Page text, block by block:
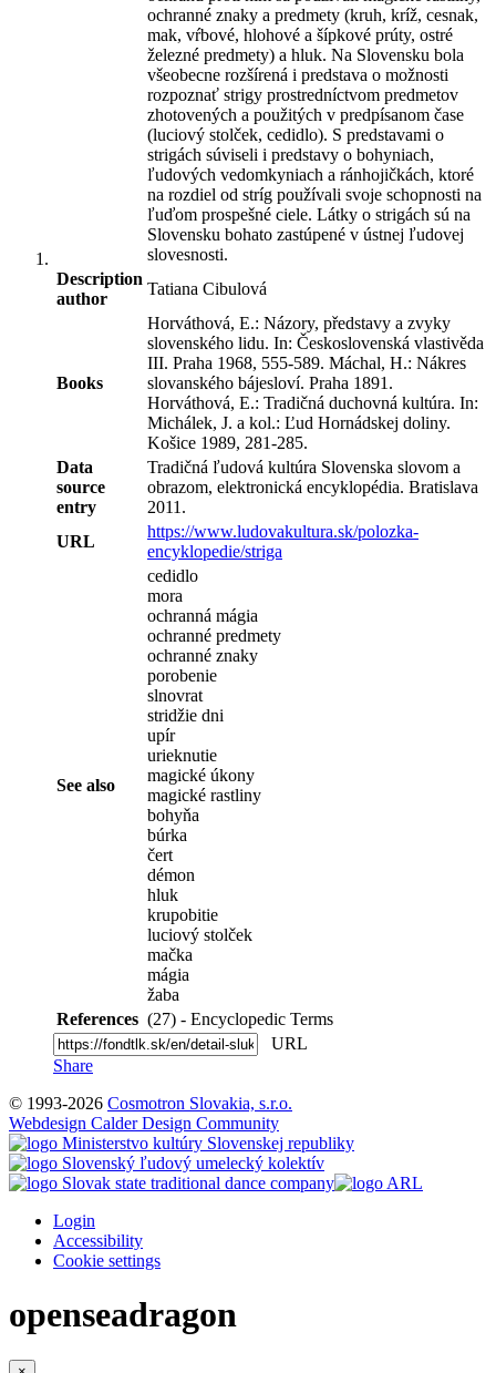
ochranné znaky a predmety (kruh, kríž, cesnak,
mak, vŕbové, hlohové a šípkové prúty, ostré
železné predmety) a hluk. Na Slovensku bola
všeobecne rozšírená i predstava o možnosti
rozpoznať strigy prostredníctvom predmetov
zhotovených a použitých v predpísanom čase
(luciový stolček, cedidlo). S predstavami o
strigách súviseli i predstavy o bohyniach,
ľudových vedomkyniach a ránhojičkách, ktoré
na rozdiel od stríg používali svoje schopnosti na
ľuďom prospešné ciele. Látky o strigách sú na
Slovensku bohato zastúpené v ústnej ľudovej
slovesnosti.
Description
author
Tatiana Cibulová
Books
Horváthová, E.: Názory, představy a zvyky
slovenského lidu. In: Československá vlastivěda
III. Praha 1968, 555-589. Máchal, H.: Nákres
slovanského bájesloví. Praha 1891.
Horváthová, E.: Tradičná duchovná kultúra. In:
Michálek, J. a kol.: Ľud Hornádskej doliny.
Košice 1989, 281-285.
Data
source
entry
Tradičná ľudová kultúra Slovenska slovom a
obrazom, elektronická encyklopédia. Bratislava
2011.
URL
https://www.ludovakultura.sk/polozka-
encyklopedie/striga
See also
cedidlo
mora
ochranná mágia
ochranné predmety
ochranné znaky
porobenie
slnovrat
stridžie dni
upír
urieknutie
magické úkony
magické rastliny
bohyňa
búrka
čert
démon
hluk
krupobitie
luciový stolček
mačka
mágia
žaba
References (27) - Encyclopedic Terms
URL
Share
© 1993-2026 Cosmotron Slovakia, s.r.o.
Webdesign Calder Design Community
Login
Accessibility
Cookie settings
openseadragon